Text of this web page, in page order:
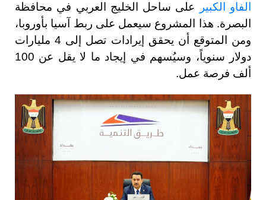
الفاو الكبير
على ساحل الخليج العربي في محافظة
البصرة. هذا المشروع سيعمل على ربط آسيا بأوروبا،
ومن المتوقع أن يحقق إيرادات تصل إلى 4 مليارات
دولار سنوياً، وسيُسهم في إيجاد ما لا يقل عن 100
ألف فرصة عمل.